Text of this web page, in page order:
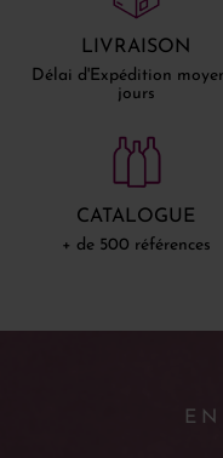
LIVRAISON
Délai d'Expédition
jours
CATALOGUE
+ de 500 références